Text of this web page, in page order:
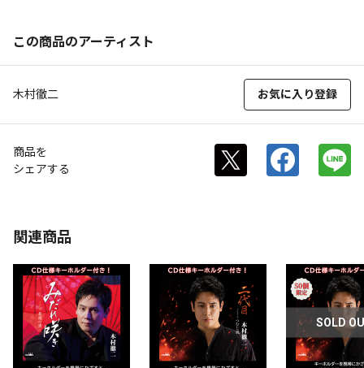
この商品のアーティスト
木村徹二 お気に入り登録
商品を
シェアする
関連商品
SOLD